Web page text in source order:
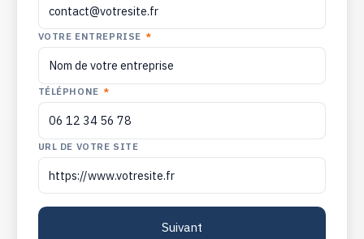
VOTRE ENTREPRISE *
TÉLÉPHONE *
URL DE VOTRE SITE